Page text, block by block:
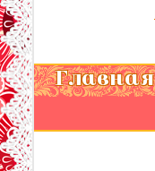
Главная